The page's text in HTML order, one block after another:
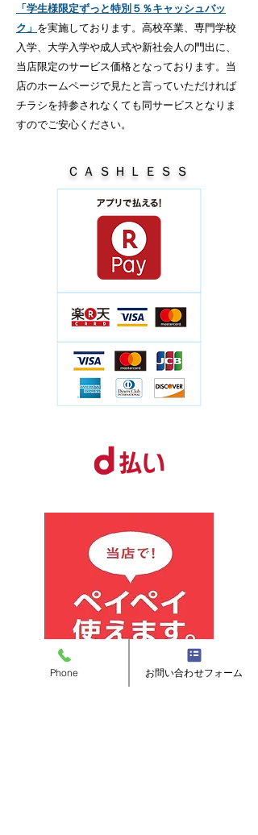
「学生様限定ずっと特別５％キャッシュバッ
ク」を実施しております。高校卒業、専門学校
入学、大学入学や成人式や新社会人の門出に、
当店限定のサービス価格となっております。当
店のホームページで見たと言っていただければ
チラシを持参されなくても同サービスとなりま
すのでご安心ください。
ＣＡＳＨＬＥＳＳ
Phone お問い合わせフォーム